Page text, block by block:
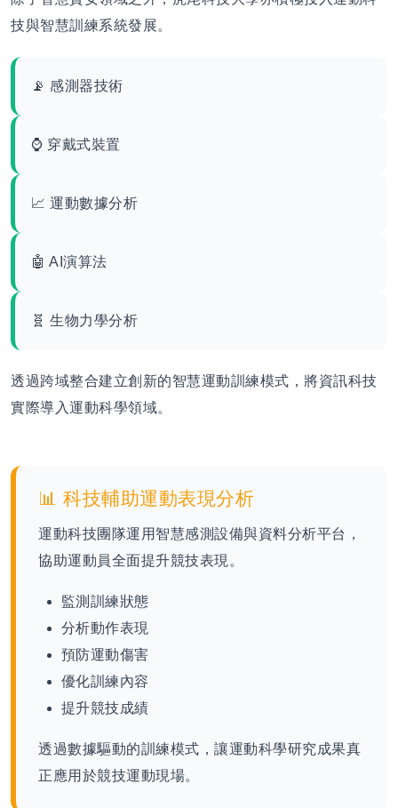
技與智慧訓練系統發展。
📡 感測器技術
⌚ 穿戴式裝置
📈 運動數據分析
🤖 AI演算法
🧬 生物力學分析
透過跨域整合建立創新的智慧運動訓練模式，將資訊科技
實際導入運動科學領域。
📊 科技輔助運動表現分析
運動科技團隊運用智慧感測設備與資料分析平台，
協助運動員全面提升競技表現。
監測訓練狀態
分析動作表現
預防運動傷害
優化訓練內容
提升競技成績
透過數據驅動的訓練模式，讓運動科學研究成果真
正應用於競技運動現場。